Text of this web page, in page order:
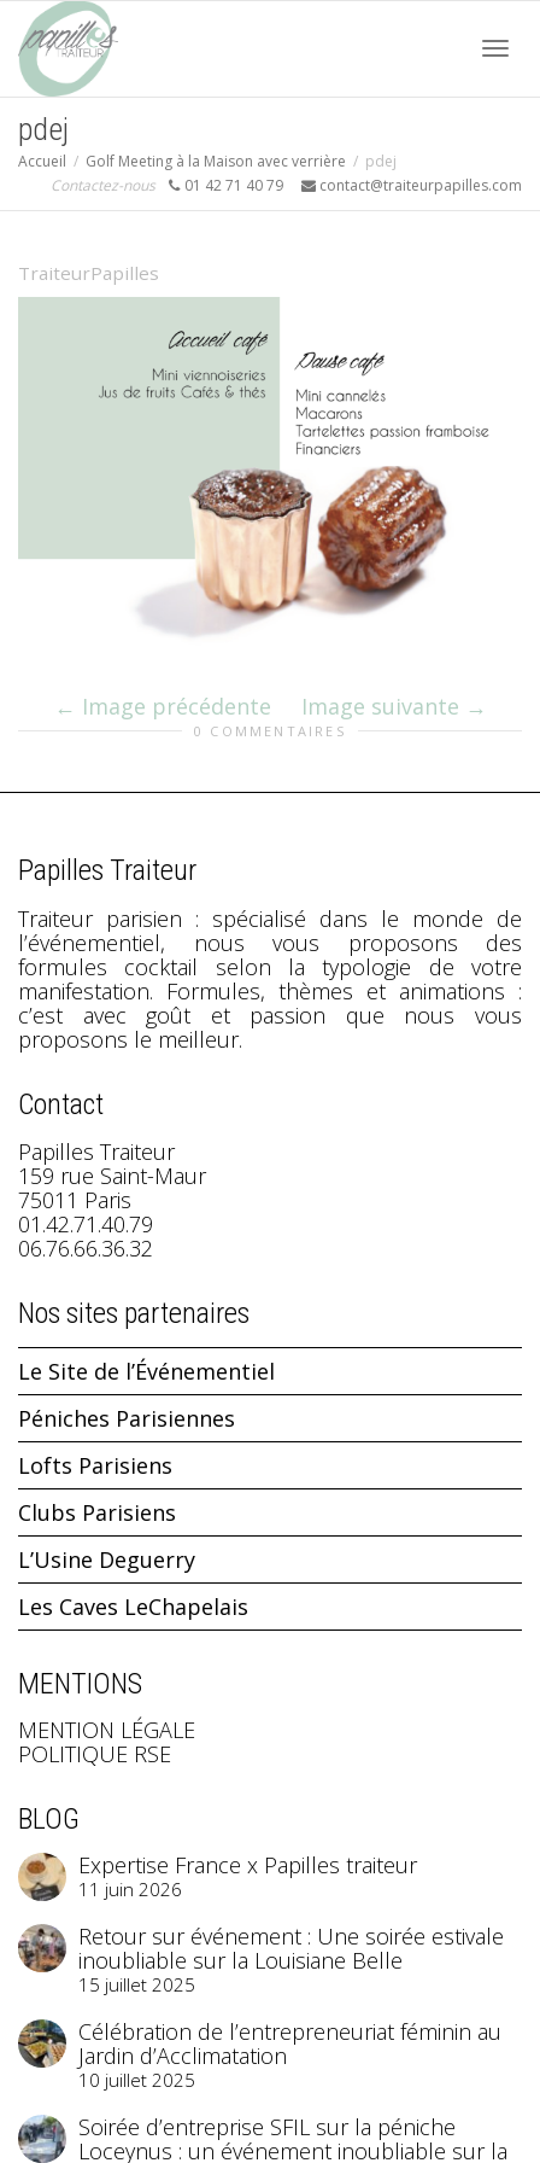
pdej
Accueil Golf Meeting à la Maison avec verrière
pdej
Contactez-nous
01 42 71 40 79 contact@traiteurpapilles.com
TraiteurPapilles
Image précédente Image suivante
0 COMMENTAIRES
Papilles Traiteur
Traiteur parisien : spécialisé dans le monde de
l’événementiel, nous vous proposons des
formules cocktail selon la typologie de votre
manifestation. Formules, thèmes et animations :
c’est avec goût et passion que nous vous
proposons le meilleur.
Contact
Papilles Traiteur
159 rue Saint-Maur
75011 Paris
01.42.71.40.79
06.76.66.36.32
Nos sites partenaires
Le Site de l’Événementiel
Péniches Parisiennes
Lofts Parisiens
Clubs Parisiens
L’Usine Deguerry
Les Caves LeChapelais
MENTIONS
MENTION LÉGALE
POLITIQUE RSE
BLOG
Expertise France x Papilles traiteur
11 juin 2026
Retour sur événement : Une soirée estivale
inoubliable sur la Louisiane Belle
15 juillet 2025
Célébration de l’entrepreneuriat féminin au
Jardin d’Acclimatation
10 juillet 2025
Soirée d’entreprise SFIL sur la péniche
Loceynus : un événement inoubliable sur la